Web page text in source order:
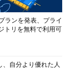
ランを発表、プライ
トリを無料で利用可
自分より優れた人